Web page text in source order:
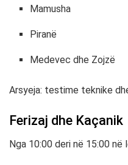
Mamusha
Piranë
Medevec dhe Zojzë
Arsyeja: testime teknike
Ferizaj dhe Kaçanik
Nga 10:00 deri në 15:00 në